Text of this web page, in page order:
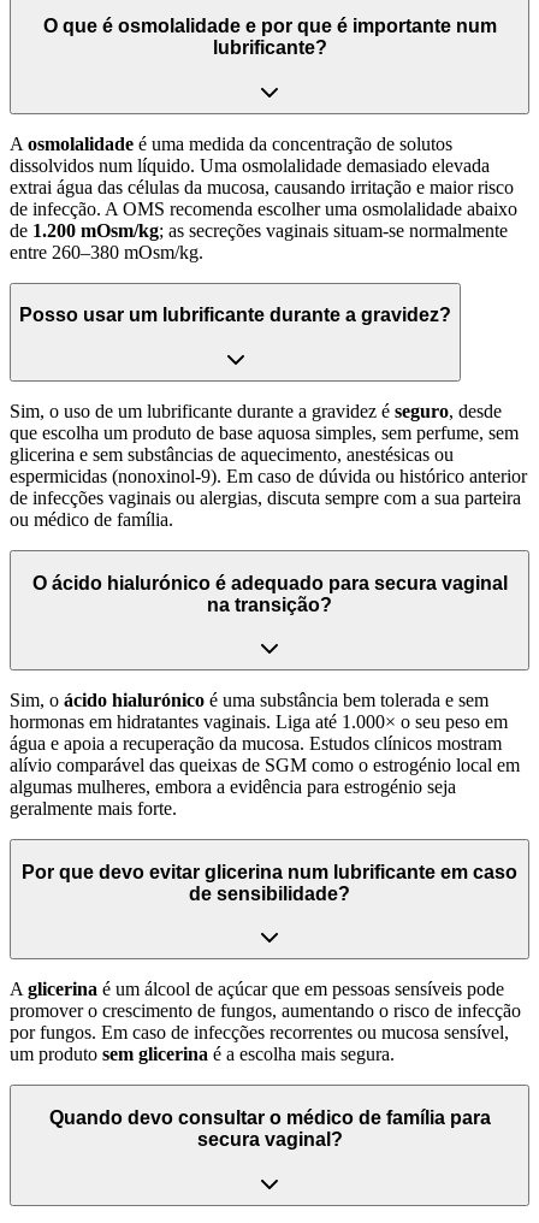
O que é osmolalidade e por que é importante num
lubrificante?
A osmolalidade é uma medida da concentração de solutos
dissolvidos num líquido. Uma osmolalidade demasiado elevada
extrai água das células da mucosa, causando irritação e maior risco
de infecção. A OMS recomenda escolher uma osmolalidade abaixo
de 1.200 mOsm/kg; as secreções vaginais situam-se normalmente
entre 260–380 mOsm/kg.
Posso usar um lubrificante durante a gravidez?
Sim, o uso de um lubrificante durante a gravidez é seguro, desde
que escolha um produto de base aquosa simples, sem perfume, sem
glicerina e sem substâncias de aquecimento, anestésicas ou
espermicidas (nonoxinol-9). Em caso de dúvida ou histórico anterior
de infecções vaginais ou alergias, discuta sempre com a sua parteira
ou médico de família.
O ácido hialurónico é adequado para secura vaginal
na transição?
Sim, o ácido hialurónico é uma substância bem tolerada e sem
hormonas em hidratantes vaginais. Liga até 1.000× o seu peso em
água e apoia a recuperação da mucosa. Estudos clínicos mostram
alívio comparável das queixas de SGM como o estrogénio local em
algumas mulheres, embora a evidência para estrogénio seja
geralmente mais forte.
Por que devo evitar glicerina num lubrificante em caso
de sensibilidade?
A glicerina é um álcool de açúcar que em pessoas sensíveis pode
promover o crescimento de fungos, aumentando o risco de infecção
por fungos. Em caso de infecções recorrentes ou mucosa sensível,
um produto sem glicerina é a escolha mais segura.
Quando devo consultar o médico de família para
secura vaginal?